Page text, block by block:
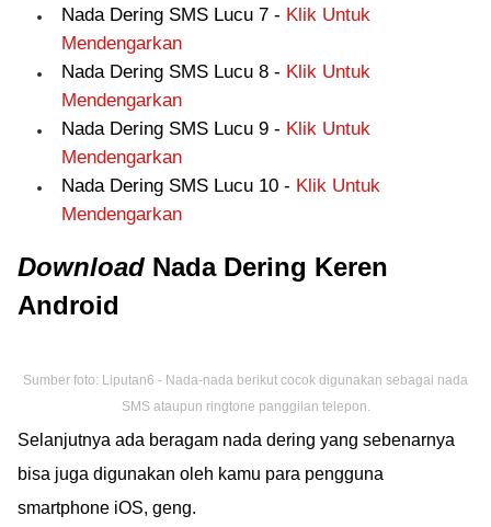
Nada Dering SMS Lucu 7 - Klik Untuk
Mendengarkan
Nada Dering SMS Lucu 8 - Klik Untuk
Mendengarkan
Nada Dering SMS Lucu 9 - Klik Untuk
Mendengarkan
Nada Dering SMS Lucu 10 - Klik Untuk
Mendengarkan
Download Nada Dering Keren
Android
Sumber foto: Liputan6 - Nada-nada berikut cocok digunakan sebagai nada
SMS ataupun ringtone panggilan telepon.
Selanjutnya ada beragam nada dering yang sebenarnya
bisa juga digunakan oleh kamu para pengguna
smartphone iOS, geng.